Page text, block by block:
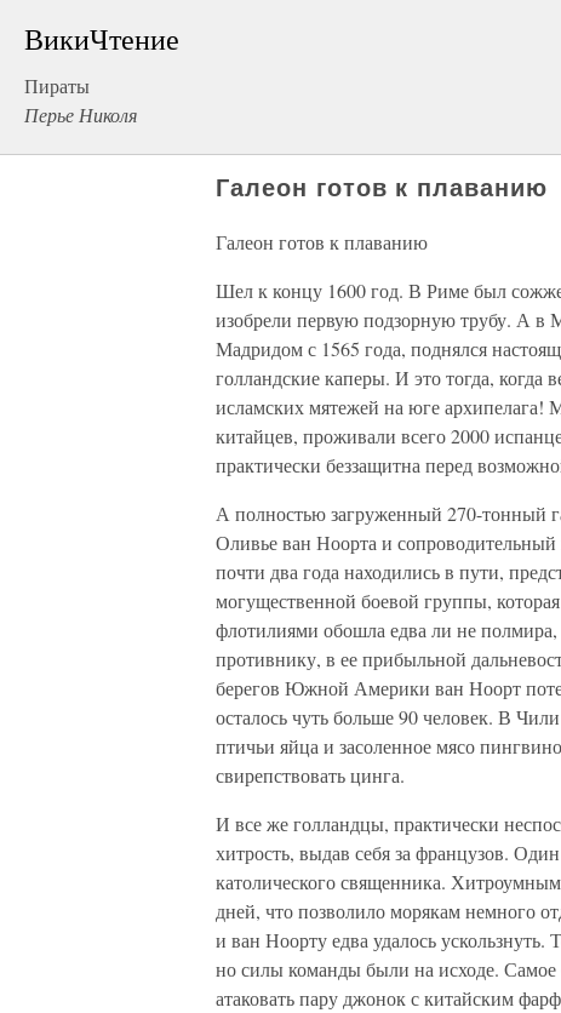
ВикиЧтение
Пираты
Перье Николя
Галеон готов к плаванию
Галеон готов к плаванию
Шел к концу 1600 год. В Риме был
изобрели первую подзорную трубу. А
Мадридом с 1565 года, поднялся
голландские каперы. И это тогда, когда
исламских мятежей на юге
китайцев, проживали всего 2000
практически беззащитна перед
А полностью загруженный 270-тонный
Оливье ван Ноорта и
почти два года находились в пути,
могущественной боевой группы,
флотилиями обошла едва ли не
противнику, в ее прибыльной
берегов Южной Америки ван Ноорт
осталось чуть больше 90 человек. В
птичьи яйца и засоленное мясо
свирепствовать цинга.
И все же голландцы, практически
хитрость, выдав себя за французов.
католического священника.
дней, что позволило морякам немного
и ван Ноорту едва удалось
но силы команды были на исходе.
атаковать пару джонок с китайским